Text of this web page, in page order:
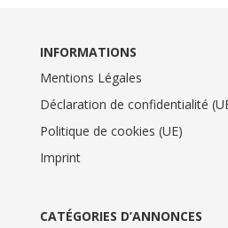
INFORMATIONS
Mentions Légales
Déclaration de confidentialité
Politique de cookies (UE)
Imprint
CATÉGORIES D’ANNONCES